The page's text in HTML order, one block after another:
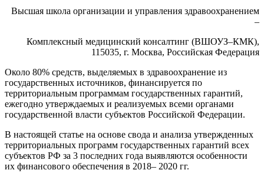
Высшая школа организации и управления здравоохранением
–
Комплексный медицинский консалтинг (ВШОУЗ–КМК),
115035, г. Москва, Российская Федерация
Около 80% средств, выделяемых в здравоохранение из
государственных источников, финансируется по
территориальным программам государственных гарантий,
ежегодно утверждаемых и реализуемых всеми органами
государственной власти субъектов Российской Федерации.
В настоящей статье на основе свода и анализа утвержденных
территориальных программ государственных гарантий всех
субъектов РФ за 3 последних года выявляются особенности
их финансового обеспечения в 2018– 2020 гг.